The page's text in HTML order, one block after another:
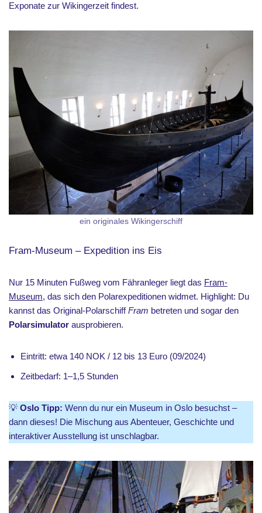
Exponate zur Wikingerzeit findest.
ein originales Wikingerschiff
Fram-Museum – Expedition ins Eis
Nur 15 Minuten Fußweg vom Fähranleger liegt das Fram-
Museum, das sich den Polarexpeditionen widmet. Highlight: Du
kannst das Original-PolarschiffFram betreten und sogar den
Polarsimulator ausprobieren.
Eintritt: etwa 140 NOK / 12 bis 13 Euro (09/2024)
Zeitbedarf: 1–1,5 Stunden
💡 Oslo Tipp: Wenn du nur ein Museum in Oslo besuchst –
dann dieses! Die Mischung aus Abenteuer, Geschichte und
interaktiver Ausstellung ist unschlagbar.